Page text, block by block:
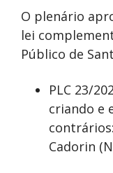
O plenário
lei
Público de
PLC 23/
criando e
Cadorin